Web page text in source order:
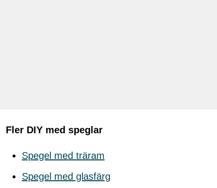
Fler DIY med speglar
Spegel med träram
Spegel med glasfärg